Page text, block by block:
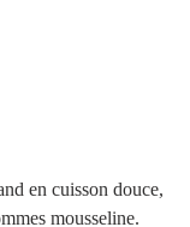
en cuisson douce,
mousseline.